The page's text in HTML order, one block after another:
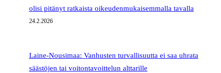
olisi pitänyt ratkaista oikeudenmukaisemmalla tavalla
24.2.2026
Laine-Nousimaa: Vanhusten turvallisuutta ei saa uhrata
säästöjen tai voitontavoittelun alttarille